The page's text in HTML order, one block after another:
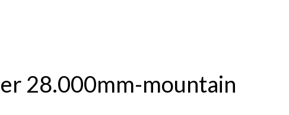
28.000mm-mountain